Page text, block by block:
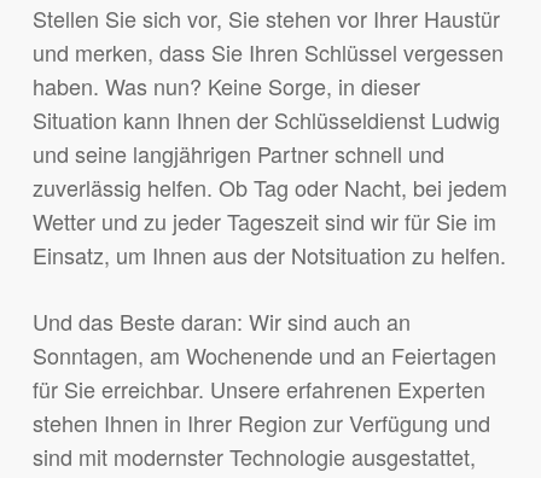
Stellen Sie sich vor, Sie stehen vor Ihrer Haustür
und merken, dass Sie Ihren Schlüssel vergessen
haben. Was nun? Keine Sorge, in dieser
Situation kann Ihnen der Schlüsseldienst Ludwig
und seine langjährigen Partner schnell und
zuverlässig helfen. Ob Tag oder Nacht, bei jedem
Wetter und zu jeder Tageszeit sind wir für Sie im
Einsatz, um Ihnen aus der Notsituation zu helfen.
Und das Beste daran: Wir sind auch an
Sonntagen, am Wochenende und an Feiertagen
für Sie erreichbar. Unsere erfahrenen Experten
stehen Ihnen in Ihrer Region zur Verfügung und
sind mit modernster Technologie ausgestattet,